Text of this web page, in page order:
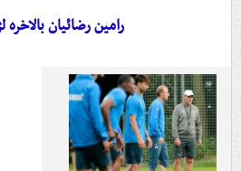
رامین رضائیان بالاخره